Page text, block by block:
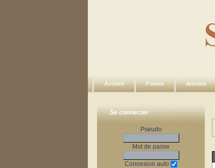
Accueil Forum Articles
Se connecter
Pseudo
Mot de passe
Connexion auto